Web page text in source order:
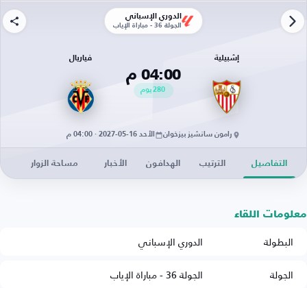
الدوري الإسباني
الجولة 36 - مباراة الإياب
إشبيلية
04:00 م
280يوم
فياريال
رامون سانشيز بيزخوان الأحد 16-05-2027 · 04:00 م
التفاصيل الترتيب الهدافون الأخبار مساحة الزوار
معلومات اللقاء
البطولة
الدوري الإسباني
الجولة
الجولة 36 - مباراة الإياب